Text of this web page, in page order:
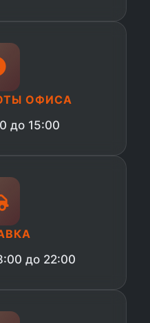
ОФИСА
до 15:00
до 22:00